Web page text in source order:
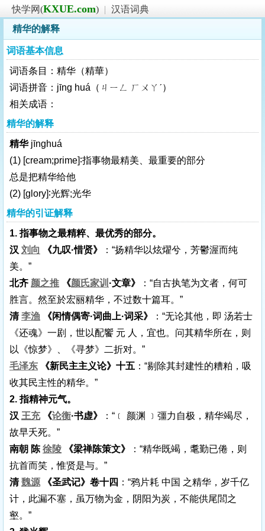
快学网(KXUE.com) | 汉语词典
精华的解释
词语基本信息
词语条目：精华（精華）
词语拼音：jīng huá（ㄐㄧㄥ ㄏㄨㄚˊ）
相关成语：
精华的解释
精华 jīnghuá
(1) [cream;prime]∶指事物最精美、最重要的部分
总是把精华给他
(2) [glory]∶光辉;光华
精华的引证解释
1. 指事物之最精粹、最优秀的部分。
汉 刘向 《九叹·惜贤》
：“扬精华以炫燿兮，芳鬱渥而纯
美。”
北齐 颜之推 《颜氏家训 ·文章》
：“自古执笔为文者，何可
胜言。然至於宏丽精华，不过数十篇耳。”
清李渔 《闲情偶寄·词曲上·词采》
：“无论其他，即 汤若士
《还魂》一剧，世以配饗 元 人，宜也。问其精华所在，则
以《惊梦》、《寻梦》二折对。”
毛泽东 《新民主主义论》十五 ：“剔除其封建性的糟粕，吸
收其民主性的精华。”
2. 指精神元气。
汉 王充《论衡·书虚》
：“﹝ 颜渊 ﹞彊力自极，精华竭尽，
故早夭死。”
南朝 陈 徐陵 《梁禅陈策文》
：“精华既竭，耄勤已倦，则
抗首而笑，惟贤是与。”
清魏源 《圣武记》卷十四 ：“鸦片耗 中国 之精华，岁千亿
计，此漏不塞，虽万物为金，阴阳为炭，不能供尾閭之
壑。”